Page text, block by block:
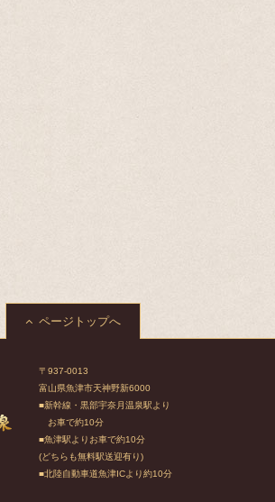
ページトップへ
〒937-0013
富山県魚津市天神野新6000
■新幹線・黒部宇奈月温泉駅より
お車で約10分
■魚津駅よりお車で約10分
(どちらも無料駅送迎有り)
■北陸自動車道魚津ICより約10分